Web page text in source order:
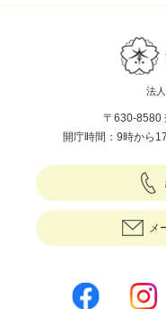
法
〒630-8580
開庁時間：9時から
メ